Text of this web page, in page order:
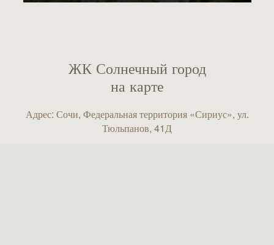
ЖК Солнечный город
на карте
Адрес: Сочи, Федеральная территория «Сириус», ул.
Тюльпанов, 41Д